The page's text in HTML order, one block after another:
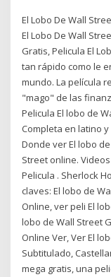
El Lobo De Wall
El Lobo De Wall
Gratis, Pelicula El
tan rápido como le
mundo. La película
"mago" de las
Pelicula El lobo de
Completa en latino
Donde ver El lobo
Street online.
Pelicula . Sherlock
claves: El lobo de
Online, ver peli El
lobo de Wall Street
Online Ver, Ver El
Subtitulado,
mega gratis, una